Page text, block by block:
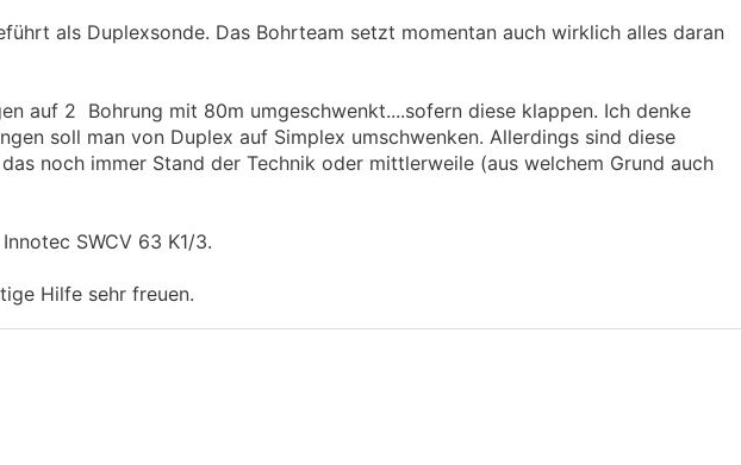
als Duplexsonde. Das Bohrteam setzt momentan auch wirklich alles daran
auf 2 Bohrung mit 80m umgeschwenkt....sofern diese klappen. Ich denke
soll man von Duplex auf Simplex umschwenken. Allerdings sind diese
noch immer Stand der Technik oder mittlerweile (aus welchem Grund auch
SWCV 63 K1/3.
Hilfe sehr freuen.